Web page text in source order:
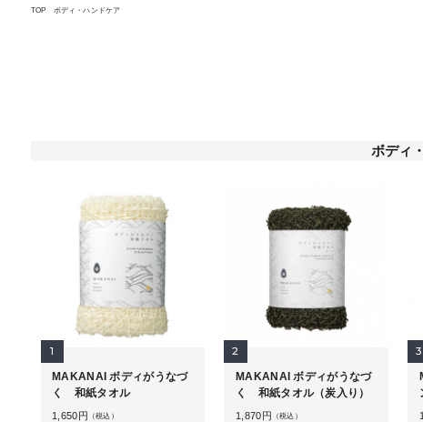
TOP ボディ・ハンドケア
ボディ
1
MAKANAI ボディがうなづ
く 和紙タオル
1,650円 （税込）
2
MAKANAI ボディがうなづ
く 和紙タオル（炭入り）
1,870円 （税込）
3